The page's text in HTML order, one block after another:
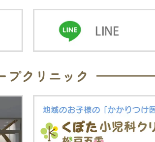
プクリニック